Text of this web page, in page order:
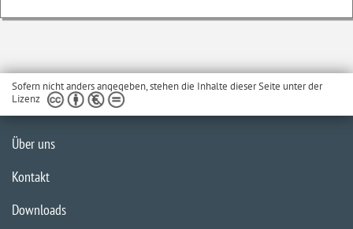
Sofern nicht anders angegeben, stehen die Inhalte dieser Seite unter der
Lizenz
Über uns
Kontakt
Downloads